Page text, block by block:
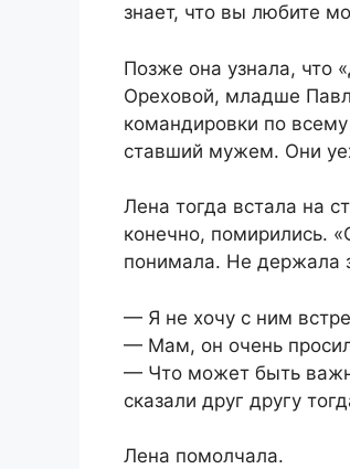
знает, что вы любите
Позже она узнала, что
Ореховой, младше
командировки по
ставший мужем. Они
Лена тогда встала на
конечно, помирились.
понимала. Не держала
— Я не хочу с ним
— Мам, он очень
— Что может быть
сказали друг другу
Лена помолчала.